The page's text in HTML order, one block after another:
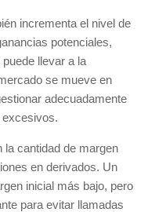
incrementa el nivel de
potenciales,
llevar a la
se mueve en
adecuadamente
excesivos.
la cantidad de margen
en derivados. Un
inicial más bajo, pero
para evitar llamadas